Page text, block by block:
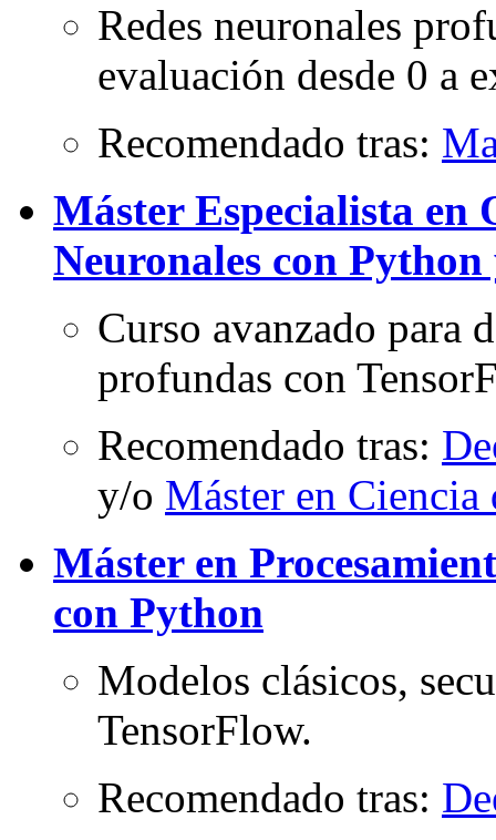
Redes neuronales
evaluación desde 0 a
Recomendado tras:
Máster Especialista en
Neuronales con
Curso avanzado para
profundas con
Recomendado tras:
y/o Máster en
Máster en
con Python
Modelos clásicos,
TensorFlow.
Recomendado tras: